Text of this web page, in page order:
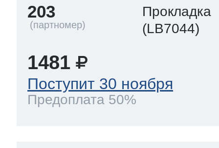
203
Прокладка
(LB7044)
1481
Поступит 30 ноября
Предоплата 50%